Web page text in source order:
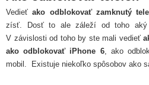
Vedieťako odblokovať zamknutý
zísť. Dosť to ale záleží od toho aký
V závislosti od toho by ste mali vedieť
ako odblokovať iPhone 6, ako
mobil. Existuje niekoľko spôsobov ako